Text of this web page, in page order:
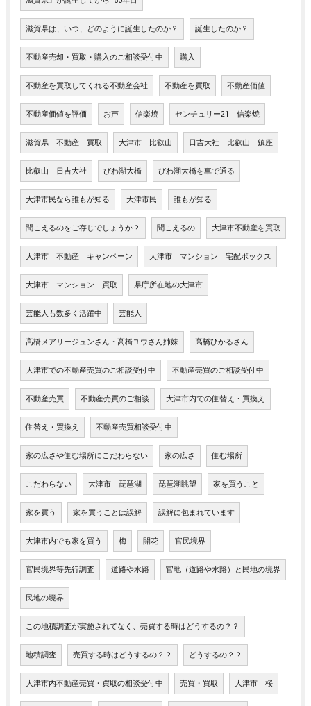
滋賀県は、いつ、どのように誕生したのか？ 誕生したのか？
不動産売却・買取・購入のご相談受付中 購入
不動産を買取してくれる不動産会社 不動産を買取 不動産価値
不動産価値を評価 お声 信楽焼 センチュリー21 信楽焼
滋賀県 不動産 買取 大津市 比叡山 日吉大社 比叡山 鎮座
比叡山 日吉大社 びわ湖大橋 びわ湖大橋を車で通る
大津市民なら誰もが知る 大津市民 誰もが知る
聞こえるのをご存じでしょうか？ 聞こえるの 大津市不動産を買取
大津市 不動産 キャンペーン 大津市 マンション 宅配ボックス
大津市 マンション 買取 県庁所在地の大津市
芸能人も数多く活躍中 芸能人
高橋メアリージュンさん・高橋ユウさん姉妹 高橋ひかるさん
大津市での不動産売買のご相談受付中 不動産売買のご相談受付中
不動産売買 不動産売買のご相談 大津市内での住替え・買換え
住替え・買換え 不動産売買相談受付中
家の広さや住む場所にこだわらない 家の広さ 住む場所
こだわらない 大津市 琵琶湖 琵琶湖眺望 家を買うこと
家を買う 家を買うことは誤解 誤解に包まれています
大津市内でも家を買う 梅 開花 官民境界
官民境界等先行調査 道路や水路 官地（道路や水路）と民地の境界
民地の境界
この地積調査が実施されてなく、売買する時はどうするの？？
地積調査 売買する時はどうするの？？ どうするの？？
大津市内不動産売買・買取の相談受付中 売買・買取 大津市 桜